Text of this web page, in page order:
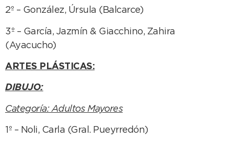
2º – González, Úrsula (Balcarce)
3º – García, Jazmín & Giacchino, Zahira
(Ayacucho)
ARTES PLÁSTICAS:
DIBUJO:
Categoría: Adultos Mayores
1º – Noli, Carla (Gral. Pueyrredón)